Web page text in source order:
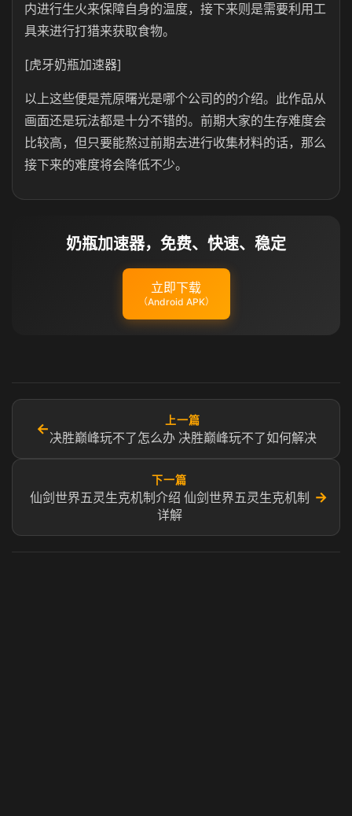
内进行生火来保障自身的温度，接下来则是需要利用工
具来进行打猎来获取食物。
[虎牙奶瓶加速器]
以上这些便是荒原曙光是哪个公司的的介绍。此作品从
画面还是玩法都是十分不错的。前期大家的生存难度会
比较高，但只要能熬过前期去进行收集材料的话，那么
接下来的难度将会降低不少。
奶瓶加速器，免费、快速、稳定
立即下载
（Android APK）
←
上一篇
决胜巅峰玩不了怎么办 决胜巅峰玩不了如何解决
下一篇
仙剑世界五灵生克机制介绍 仙剑世界五灵生克机制
详解
→